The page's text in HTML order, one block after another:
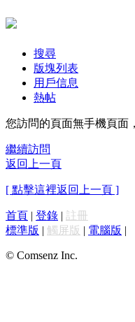
搜尋
版塊列表
用戶信息
熱帖
您訪問的頁面無手機頁面
繼續訪問
返回上一頁
[ 點擊這裡返回上一頁 ]
首頁 | 登錄 | 註冊
標準版 | 觸屏版 | 電腦版 |
© Comsenz Inc.